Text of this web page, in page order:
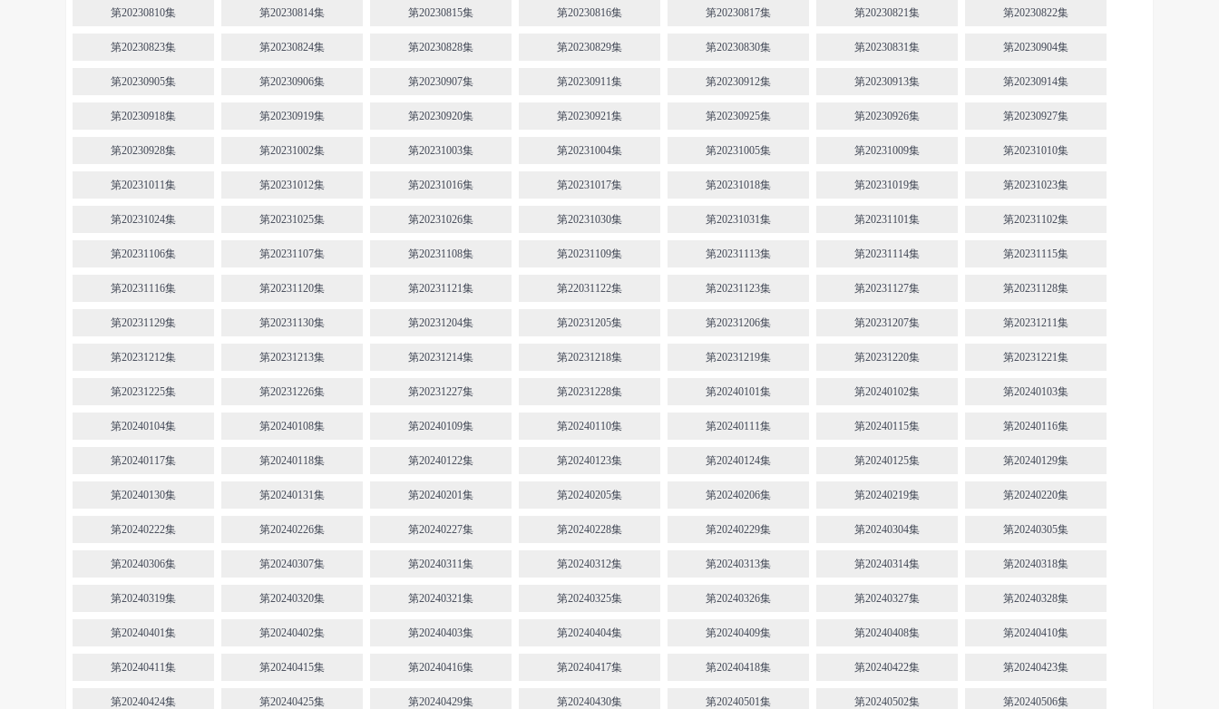
第20230810集 第20230814集 第20230815集 第20230816集 第20230817集 第20230821集 第20230822集
第20230823集 第20230824集 第20230828集 第20230829集 第20230830集 第20230831集 第20230904集
第20230905集 第20230906集 第20230907集 第20230911集 第20230912集 第20230913集 第20230914集
第20230918集 第20230919集 第20230920集 第20230921集 第20230925集 第20230926集 第20230927集
第20230928集 第20231002集 第20231003集 第20231004集 第20231005集 第20231009集 第20231010集
第20231011集 第20231012集 第20231016集 第20231017集 第20231018集 第20231019集 第20231023集
第20231024集 第20231025集 第20231026集 第20231030集 第20231031集 第20231101集 第20231102集
第20231106集 第20231107集 第20231108集 第20231109集 第20231113集 第20231114集 第20231115集
第20231116集 第20231120集 第20231121集 第22031122集 第20231123集 第20231127集 第20231128集
第20231129集 第20231130集 第20231204集 第20231205集 第20231206集 第20231207集 第20231211集
第20231212集 第20231213集 第20231214集 第20231218集 第20231219集 第20231220集 第20231221集
第20231225集 第20231226集 第20231227集 第20231228集 第20240101集 第20240102集 第20240103集
第20240104集 第20240108集 第20240109集 第20240110集 第20240111集 第20240115集 第20240116集
第20240117集 第20240118集 第20240122集 第20240123集 第20240124集 第20240125集 第20240129集
第20240130集 第20240131集 第20240201集 第20240205集 第20240206集 第20240219集 第20240220集
第20240222集 第20240226集 第20240227集 第20240228集 第20240229集 第20240304集 第20240305集
第20240306集 第20240307集 第20240311集 第20240312集 第20240313集 第20240314集 第20240318集
第20240319集 第20240320集 第20240321集 第20240325集 第20240326集 第20240327集 第20240328集
第20240401集 第20240402集 第20240403集 第20240404集 第20240409集 第20240408集 第20240410集
第20240411集 第20240415集 第20240416集 第20240417集 第20240418集 第20240422集 第20240423集
第20240424集 第20240425集 第20240429集 第20240430集 第20240501集 第20240502集 第20240506集